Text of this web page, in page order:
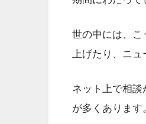
世の中には、こ
上げたり、ニュ
ネット上で相
が多くあります